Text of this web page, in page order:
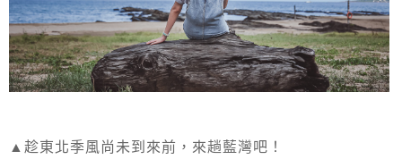
▲趁東北季風尚未到來前，來趟藍灣吧！